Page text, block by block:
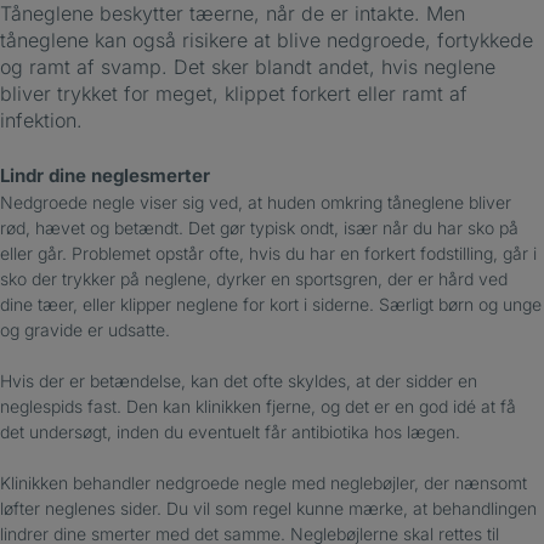
Tåneglene beskytter tæerne, når de er intakte. Men
tåneglene kan også risikere at blive nedgroede, fortykkede
og ramt af svamp. Det sker blandt andet, hvis neglene
bliver trykket for meget, klippet forkert eller ramt af
infektion.
Lindr dine neglesmerter
Nedgroede negle viser sig ved, at huden omkring tåneglene bliver
rød, hævet og betændt. Det gør typisk ondt, især når du har sko på
eller går. Problemet opstår ofte, hvis du har en forkert fodstilling, går i
sko der trykker på neglene, dyrker en sportsgren, der er hård ved
dine tæer, eller klipper neglene for kort i siderne. Særligt børn og unge
og gravide er udsatte.
Hvis der er betændelse, kan det ofte skyldes, at der sidder en
neglespids fast. Den kan klinikken fjerne, og det er en god idé at få
det undersøgt, inden du eventuelt får antibiotika hos lægen.
Klinikken behandler nedgroede negle med neglebøjler, der nænsomt
løfter neglenes sider. Du vil som regel kunne mærke, at behandlingen
lindrer dine smerter med det samme. Neglebøjlerne skal rettes til